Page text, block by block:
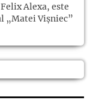
Alexa, este
„Matei Vișniec”